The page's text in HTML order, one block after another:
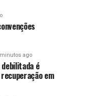
ago
é
em